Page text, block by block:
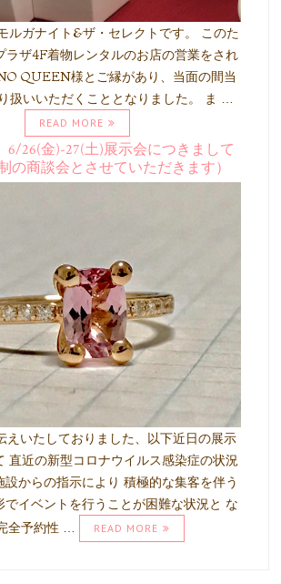
ルガナイト&ザ・セレクトです。 このた
ラザ4F着物レンタルのお店の営業をされ
QUEEN様とご縁があり、当面の間当
扱いいただくこととなりました。 ま …
READ MORE
6/26(金)-27(土)展示会につきまして
の商談会とさせていただきます）
えいたしておりました、以下近日の展示
直近の新型コロナウイルス感染症の状況
設からの指示により 積極的な集客を伴う
でイベントを行うことが困難な状況と な
全予約性 …
READ MORE